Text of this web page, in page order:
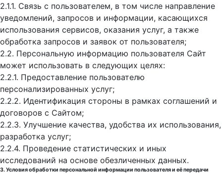
2.1.1. Связь с пользователем, в том числе направление
уведомлений, запросов и информации, касающихся
использования сервисов, оказания услуг, а также
обработка запросов и заявок от пользователя;
2.2. Персональную информацию пользователя Сайт
может использовать в следующих целях:
2.2.1. Предоставление пользователю
персонализированных услуг;
2.2.2. Идентификация стороны в рамках соглашений и
договоров с Сайтом;
2.2.3. Улучшение качества, удобства их использования,
разработка услуг;
2.2.4. Проведение статистических и иных
исследований на основе обезличенных данных.
3. Условия обработки персональной информации пользователя и её передачи